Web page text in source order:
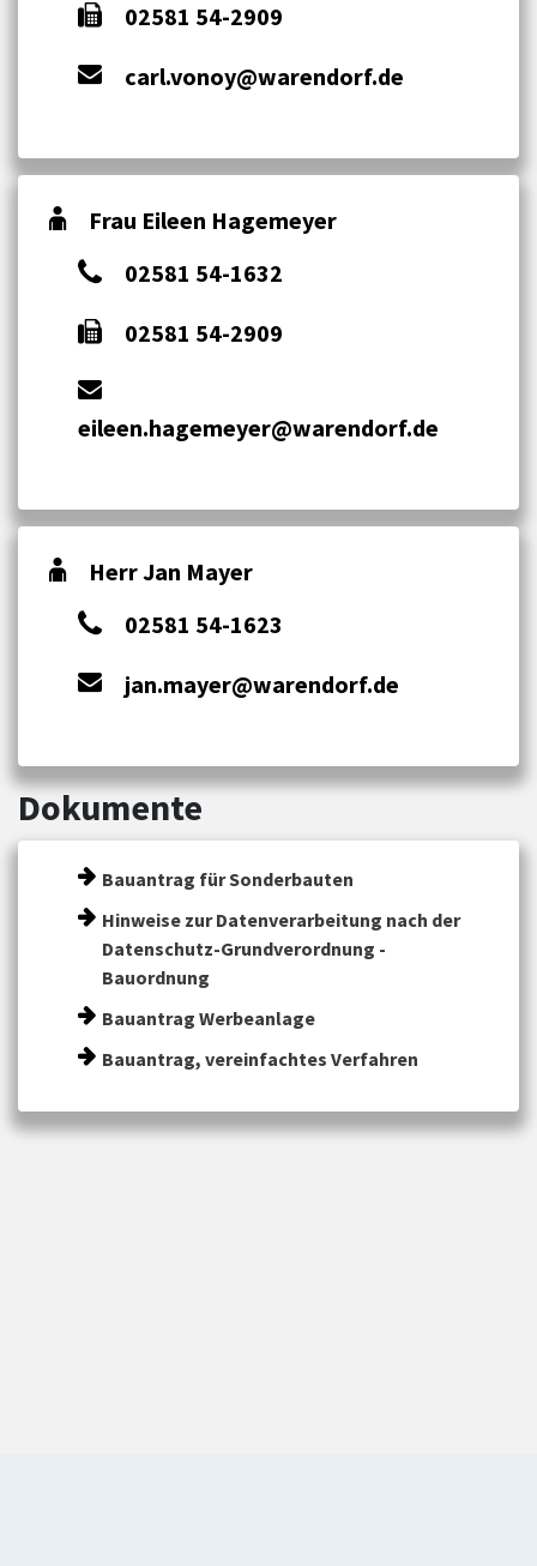
02581 54-2909
carl.vonoy@warendorf.de
Frau Eileen Hagemeyer
02581 54-1632
02581 54-2909
eileen.hagemeyer@warendorf.de
Herr Jan Mayer
02581 54-1623
jan.mayer@warendorf.de
Dokumente
Bauantrag für Sonderbauten
Hinweise zur Datenverarbeitung nach der
Datenschutz-Grundverordnung -
Bauordnung
Bauantrag Werbeanlage
Bauantrag, vereinfachtes Verfahren